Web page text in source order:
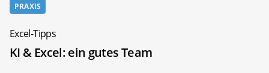
PRAXIS
Excel-Tipps
KI & Excel: ein gutes Team